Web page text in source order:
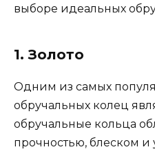
выборе идеальных
1. Золото
Одним из самых
обручальных колец
обручальные кольца
прочностью, блеском